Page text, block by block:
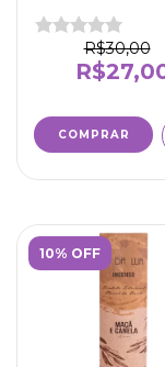
RELAXANTE -
SAGRADA
R$30,00
10% OFF